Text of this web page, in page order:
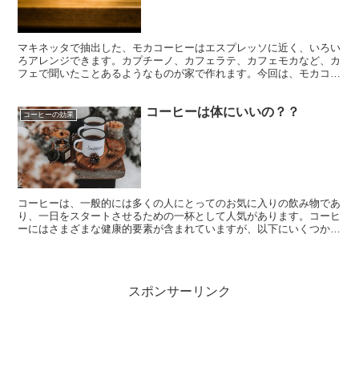
マキネッタで抽出した、モカコーヒーはエスプレッソに近く、いろい
ろアレンジできます。カプチーノ、カフェラテ、カフェモカなど、カ
フェで聞いたことあるようなものが家で作れます。今回は、モカコー
コーヒーの効果 コーヒーは体にいいの？？
コーヒーは、一般的には多くの人にとってのお気に入りの飲み物であ
り、一日をスタートさせるための一杯として人気があります。コーヒ
ーにはさまざまな健康的要素が含まれていますが、以下にいくつかの
スポンサーリンク